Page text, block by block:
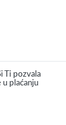
Ti pozvala
u plaćanju